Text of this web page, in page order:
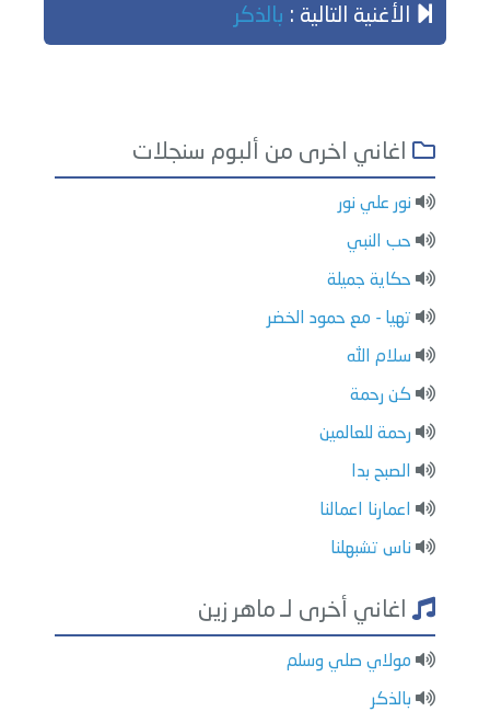
الأغنية التالية : بالذكر
اغاني اخرى من ألبوم سنجلات
نور علي نور
حب النبي
حكاية جميلة
تهيا - مع حمود الخضر
سلام الله
كن رحمة
رحمة للعالمين
الصبح بدا⁠⁠⁠⁠
اعمارنا اعمالنا
ناس تشبهلنا
اغاني أخرى لـ ماهر زين
مولاي صلي وسلم
بالذكر